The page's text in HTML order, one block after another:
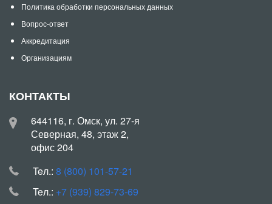
Политика обработки персональных данных
Вопрос-ответ
Аккредитация
Организациям
КОНТАКТЫ
644116, г. Омск, ул. 27-я
Северная, 48, этаж 2,
офис 204
Teл.: 8 (800) 101-57-21
Teл.: +7 (939) 829-73-69